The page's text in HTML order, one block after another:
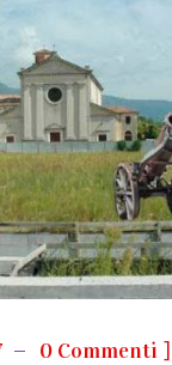
0 Commenti ]